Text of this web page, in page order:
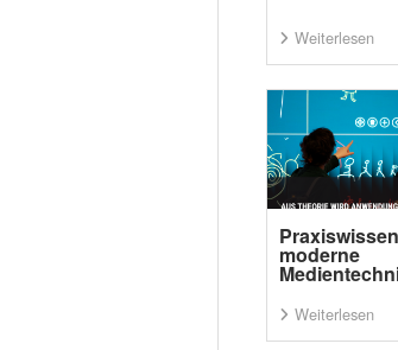
Weiterlesen
moderne
Weiterlesen